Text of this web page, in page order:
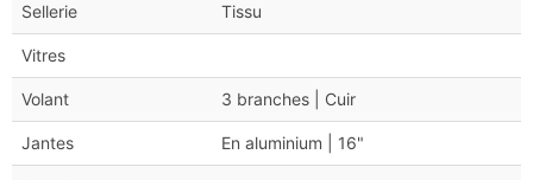
Sellerie Tissu
Vitres
Volant 3 branches | Cuir
Jantes En aluminium | 16"